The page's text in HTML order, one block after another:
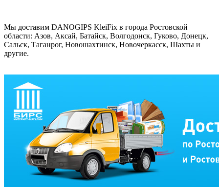
Мы доставим DANOGIPS KleiFix в города Ростовской
области: Азов, Аксай, Батайск, Волгодонск, Гуково, Донецк,
Сальск, Таганрог, Новошахтинск, Новочеркасск, Шахты и
другие.